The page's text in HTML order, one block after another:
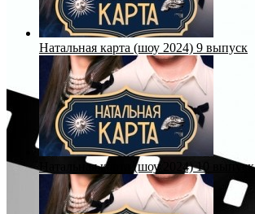
Натальная карта (шоу 2024) 9 выпуск
Натальная карта (шоу 2024) 10 выпуск